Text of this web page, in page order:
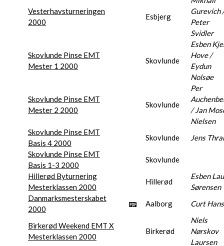
Vesterhavsturneringen
2000
Esbjerg
Gurevich
Peter
Svidler
Skovlunde Pinse EMT
Mester 1 2000
Skovlunde
Esben
Hove /
Eydun
Nolsøe
Skovlunde Pinse EMT
Mester 2 2000
Skovlunde
Per
/ Jan
Nielsen
Skovlunde Pinse EMT
Basis 4 2000
Skovlunde
Jens
Skovlunde Pinse EMT
Basis 1-3 2000
Skovlunde
Hillerød Byturnering
Mesterklassen 2000
Hillerød
Esben
Sørensen
Danmarksmesterskabet
2000
Aalborg Curt
Birkerød Weekend EMT X
Mesterklassen 2000
Birkerød
Niels
Nørskov
Laursen